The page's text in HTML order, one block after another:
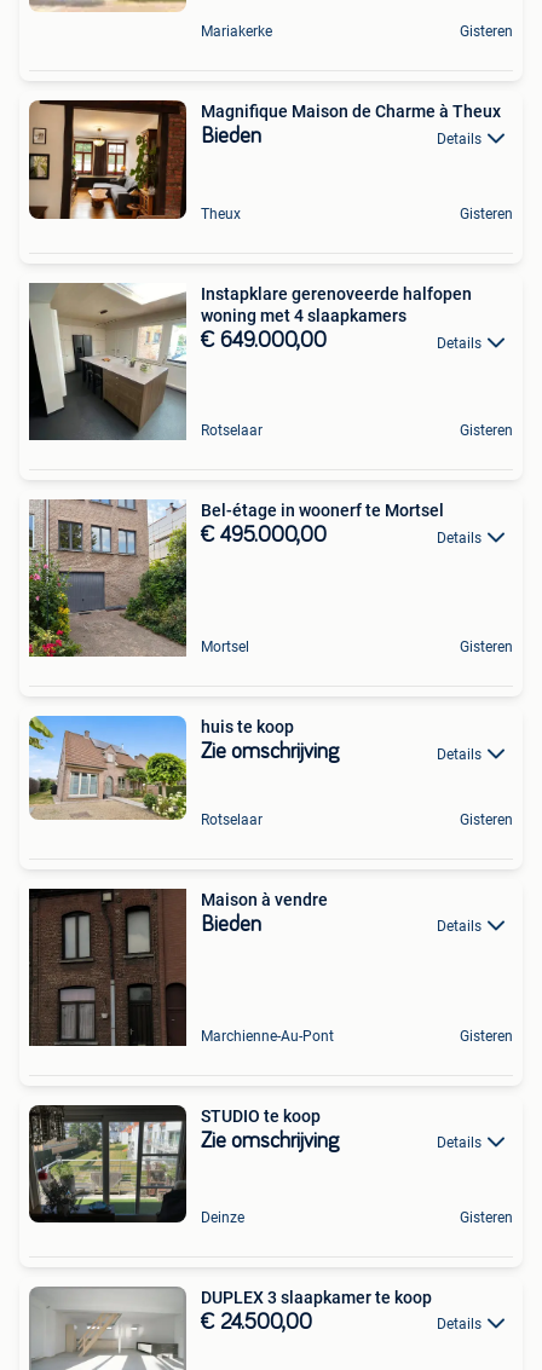
Mariakerke Gisteren
Magnifique Maison de Charme à Theux
Bieden Details
Theux Gisteren
Instapklare gerenoveerde halfopen
woning met 4 slaapkamers
€ 649.000,00 Details
Rotselaar Gisteren
Bel-étage in woonerf te Mortsel
€ 495.000,00 Details
Mortsel Gisteren
huis te koop
Zie omschrijving Details
Rotselaar Gisteren
Maison à vendre
Bieden Details
Marchienne-Au-Pont Gisteren
STUDIO te koop
Zie omschrijving Details
Deinze Gisteren
DUPLEX 3 slaapkamer te koop
€ 24.500,00 Details